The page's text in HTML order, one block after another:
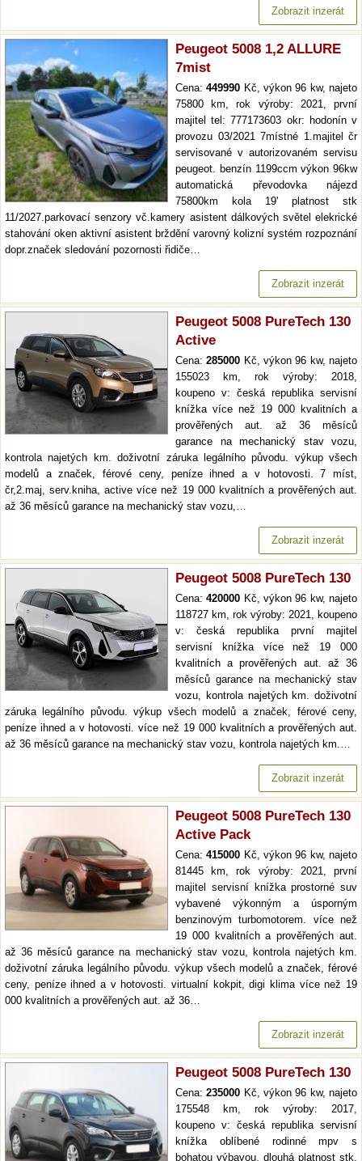
Zobrazit inzerát
Peugeot 5008 1,2 ALLURE
7mist
Cena:449990 Kč, výkon 96 kw, najeto
75800 km, rok výroby: 2021, první
majitel tel: 777173603 okr: hodonín v
provozu 03/2021 7místné 1.majitel čr
servisované v autorizovaném servisu
peugeot. benzín 1199ccm výkon 96kw
automatická převodovka nájezd
75800km kola 19' platnost stk
11/2027.parkovací senzory vč.kamery asistent dálkových světel elekrické
stahování oken aktivní asistent brždění varovný kolizní systém rozpoznání
dopr.značek sledování pozornosti řidiče…
Zobrazit inzerát
Peugeot 5008 PureTech 130
Active
Cena:285000 Kč, výkon 96 kw, najeto
155023 km, rok výroby: 2018,
koupeno v: česká republika servisní
knížka více než 19 000 kvalitních a
prověřených aut. až 36 měsíců
garance na mechanický stav vozu,
kontrola najetých km. doživotní záruka legálního původu. výkup všech
modelů a značek, férové ceny, peníze ihned a v hotovosti. 7 míst,
čr,2.maj, serv.kniha, active více než 19 000 kvalitních a prověřených aut.
až 36 měsíců garance na mechanický stav vozu,…
Zobrazit inzerát
Peugeot 5008 PureTech 130
Cena:420000 Kč, výkon 96 kw, najeto
118727 km, rok výroby: 2021, koupeno
v: česká republika první majitel
servisní knížka více než 19 000
kvalitních a prověřených aut. až 36
měsíců garance na mechanický stav
vozu, kontrola najetých km. doživotní
záruka legálního původu. výkup všech modelů a značek, férové ceny,
peníze ihned a v hotovosti. více než 19 000 kvalitních a prověřených aut.
až 36 měsíců garance na mechanický stav vozu, kontrola najetých km.…
Zobrazit inzerát
Peugeot 5008 PureTech 130
Active Pack
Cena:415000 Kč, výkon 96 kw, najeto
81445 km, rok výroby: 2021, první
majitel servisní knížka prostorné suv
vybavené výkonným a úsporným
benzinovým turbomotorem. více než
19 000 kvalitních a prověřených aut.
až 36 měsíců garance na mechanický stav vozu, kontrola najetých km.
doživotní záruka legálního původu. výkup všech modelů a značek, férové
ceny, peníze ihned a v hotovosti. virtualní kokpit, digi klima více než 19
000 kvalitních a prověřených aut. až 36…
Zobrazit inzerát
Peugeot 5008 PureTech 130
Cena:235000 Kč, výkon 96 kw, najeto
175548 km, rok výroby: 2017,
koupeno v: česká republika servisní
knížka oblíbené rodinné mpv s
bohatou výbavou. dlouhá platnost stk.